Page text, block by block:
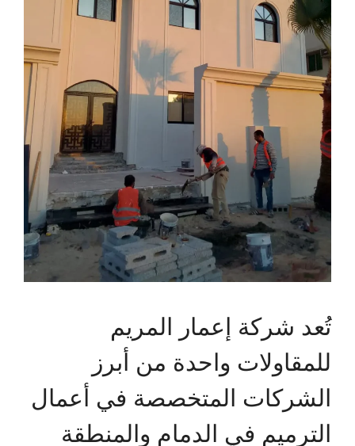
تُعد شركة إعمار المريم
للمقاولات واحدة من أبرز
الشركات المتخصصة في أعمال
الترميم في الدمام والمنطقة